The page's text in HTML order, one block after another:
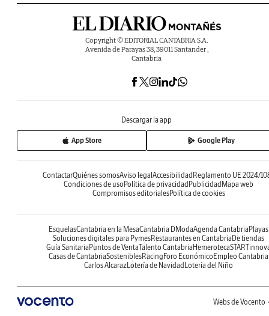
Copyright © EDITORIAL CANTABRIA S.A.
Avenida de Parayas 38, 39011 Santander ,
Cantabria
Descargar la app
App Store Google Play
ContactarQuiénes somosAviso legal Accesibilidad Reglamento UE 2024/
Condiciones de uso Política de privacidad Publicidad Mapa web
Compromisos editorialesPolítica de cookies
EsquelasCantabria en la MesaCantabria DModaAgenda Cantabria Playas
Soluciones digitales para PymesRestaurantes en Cantabria De tiendas
Guía Sanitaria Puntos de VentaTalento Cantabria Hemeroteca
Casas de CantabriaSosteniblesRacing Foro Económico Empleo Cantabria
Carlos Alcaraz Lotería de Navidad Lotería del Niño
Webs de Vocento